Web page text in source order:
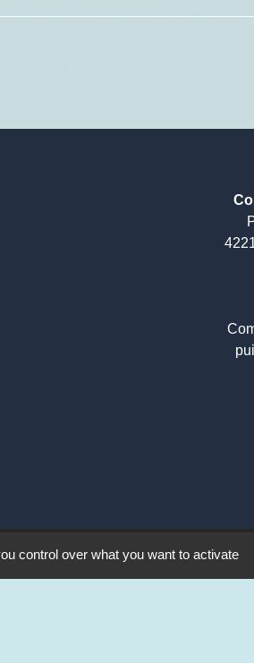
control over what you want to activate